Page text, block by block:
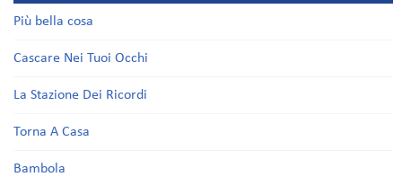
Più bella cosa
Cascare Nei Tuoi Occhi
La Stazione Dei Ricordi
Torna A Casa
Bambola